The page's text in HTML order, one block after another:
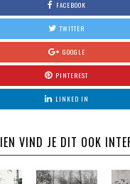
FACEBOOK
TWITTER
GOOGLE
PINTEREST
LINKED IN
VIND JE DIT OOK